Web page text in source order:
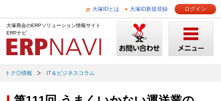
大塚IDとは 大塚ID新規登録 ログイン
大塚商会のERPソリューション情報サイト
ERPナビ
トク◎情報 IT＆ビジネスコラム